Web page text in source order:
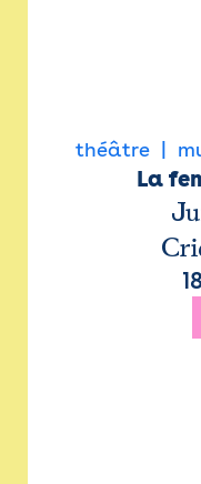
théâtre
La
18